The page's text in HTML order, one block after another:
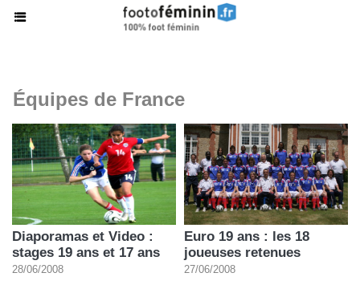
Équipes de France
Diaporamas et Video :
stages 19 ans et 17 ans
28/06/2008
Euro 19 ans : les 18
joueuses retenues
27/06/2008